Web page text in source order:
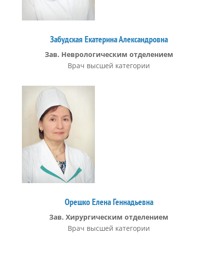
Забудская Екатерина Александровна
Зав. Неврологическим отделением
Врач высшей категории
Орешко Елена Геннадьевна
Зав. Хирургическим отделением
Врач высшей категории